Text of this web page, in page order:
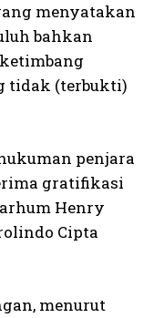
menyatakan
bahkan
tidak (terbukti)
penjara
gratifikasi
Henry
Cipta
menurut